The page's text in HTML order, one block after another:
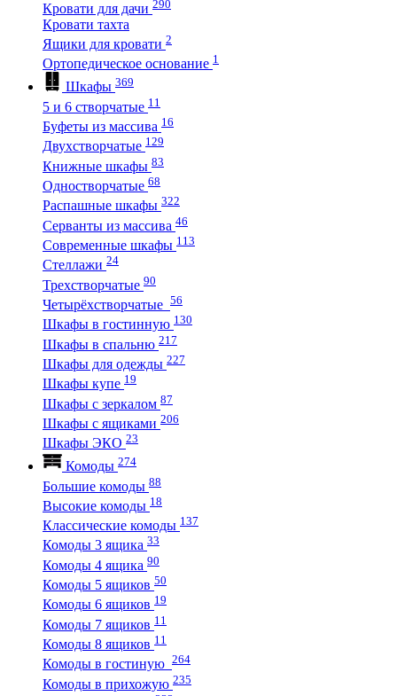
Кровати для дачи 290
Кровати тахта
Ящики для кровати 2
Ортопедическое основание 1
Шкафы 369
5 и 6 створчатые 11
Буфеты из массива 16
Двухстворчатые 129
Книжные шкафы 83
Одностворчатые 68
Распашные шкафы 322
Серванты из массива 46
Современные шкафы 113
Стеллажи 24
Трехстворчатые 90
Четырёхстворчатые 56
Шкафы в гостинную 130
Шкафы в спальню 217
Шкафы для одежды 227
Шкафы купе 19
Шкафы с зеркалом 87
Шкафы с ящиками 206
Шкафы ЭКО 23
Комоды 274
Большие комоды 88
Высокие комоды 18
Классические комоды 137
Комоды 3 ящика 33
Комоды 4 ящика 90
Комоды 5 ящиков 50
Комоды 6 ящиков 19
Комоды 7 ящиков 11
Комоды 8 ящиков 11
Комоды в гостиную 264
Комоды в прихожую 235